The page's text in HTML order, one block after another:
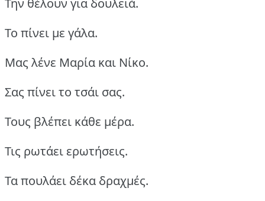
Το πίνει με γάλα.
Μας λένε Μαρία και Νίκο.
Σας πίνει το τσάι σας.
Τους βλέπει κάθε μέρα.
Τις ρωτάει ερωτήσεις.
Τα πουλάει δέκα δραχμές.